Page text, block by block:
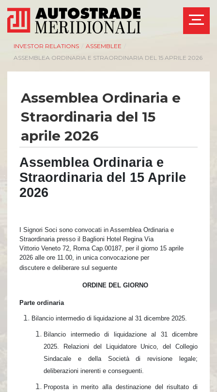
INVESTOR RELATIONS ASSEMBLEE
ASSEMBLEA ORDINARIA E STRAORDINARIA DEL 15 APRILE 2026
Assemblea Ordinaria e
Straordinaria del 15
aprile 2026
Assemblea Ordinaria e
Straordinaria del 15 Aprile
2026
I Signori Soci sono convocati in Assemblea Ordinaria e
Straordinaria presso il Baglioni Hotel Regina Via
Vittorio Veneto 72, Roma Cap.00187, per il giorno 15 aprile
2026 alle ore 11.00, in unica convocazione per
discutere e deliberare sul seguente
ORDINE DEL GIORNO
Parte ordinaria
Bilancio intermedio di liquidazione al 31 dicembre 2025.
Bilancio intermedio di liquidazione al 31 dicembre
2025. Relazioni del Liquidatore Unico, del Collegio
Sindacale e della Società di revisione legale;
deliberazioni inerenti e conseguenti.
Proposta in merito alla destinazione del risultato di